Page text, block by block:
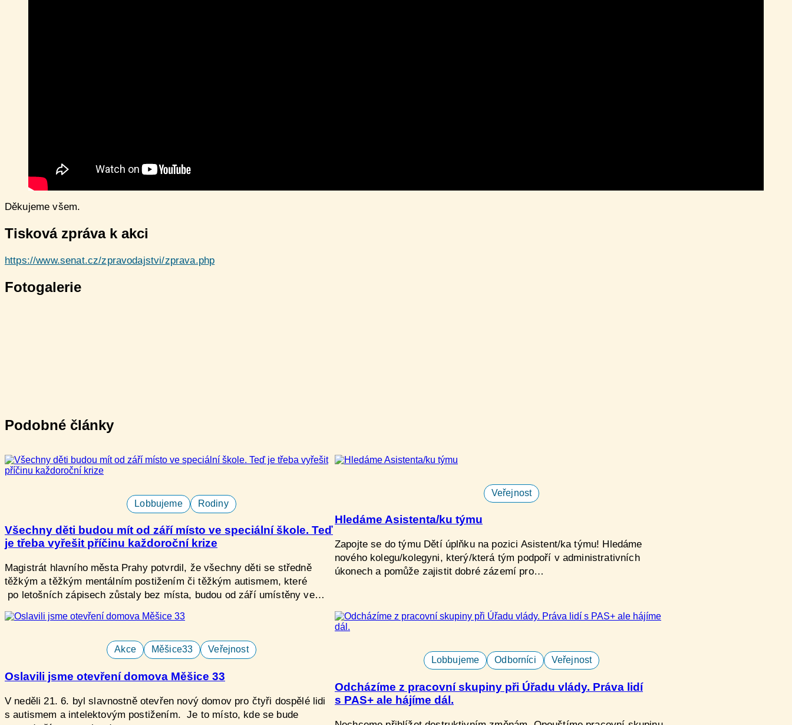
Děkujeme všem.
Tisková zpráva k akci
https://www.senat.cz/zpravodajstvi/zprava.php
Fotogalerie
Podobné články
Lobbujeme Rodiny
Všechny děti budou mít od září místo ve speciální škole. Teď
je třeba vyřešit příčinu každoroční krize​
Magistrát hlavního města Prahy potvrdil, že všechny děti​ se středně
těžkým a těžkým mentálním postižením či těžkým autismem, které​
po letošních zápisech zůstaly bez místa, budou od září umístěny ve…
Veřejnost
Hledáme Asistenta/ku týmu
Zapojte se do týmu Dětí úplňku na pozici Asistent/ka týmu! Hledáme
nového kolegu/kolegyni, který/která tým podpoří v administrativních
úkonech a pomůže zajistit dobré zázemí pro…
Akce Měšice33 Veřejnost
Oslavili jsme otevření domova Měšice 33
V neděli ​21. 6. b​yl slavnostně otevře​n nový domov pro ​čtyři dospělé lidi
s autismem a intelektovým postižením​. Je to místo, kde se bude
Lobbujeme Odborníci Veřejnost
Odcházíme z pracovní skupiny při Úřadu vlády. Práva lidí
s PAS+ ale hájíme dál.